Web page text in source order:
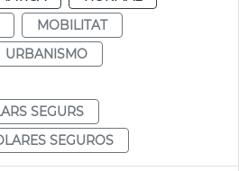
MOBILITAT
URBANISMO
SEGURS
SEGUROS